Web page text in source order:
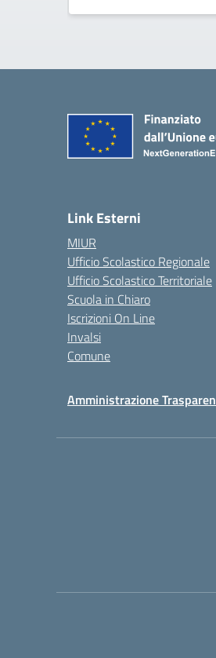
Link Esterni
MIUR
Ufficio Scolastico Regionale
Ufficio Scolastico Territoriale
Scuola in Chiaro
Iscrizioni On Line
Invalsi
Comune
Amministrazione